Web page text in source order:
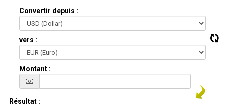
Convertir depuis :
vers :
Montant :
Résultat :